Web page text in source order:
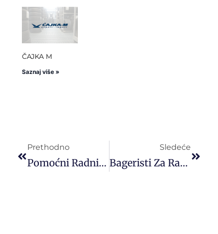
ČAJKA M
Saznaj više »
Prethodno
Pomoćni Radnici I Bageristi Sa EU Dokumentima
Sledeće
Bageristi Za Rad U Hrvatskoj